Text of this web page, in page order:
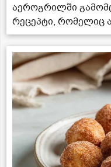
აეროგრილში
რეცეპტი, რომელიც